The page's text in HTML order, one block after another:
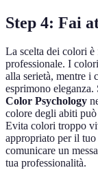
Step 4: Fai
La scelta dei colori è
professionale. I
alla serietà, mentre i
esprimono
Color Psychology
colore degli abiti
Evita colori troppo
appropriato per il
comunicare un
tua professionalità.